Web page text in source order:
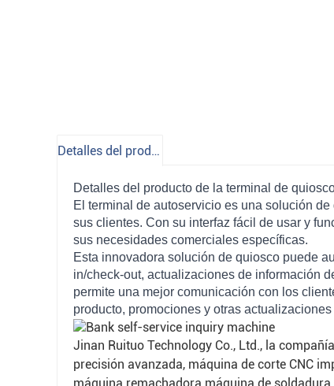
Detalles del producto
Detalles del producto de la terminal de
El terminal de autoservicio es una solución
sus clientes. Con su interfaz fácil de usar y
sus necesidades comerciales específicas.
Esta innovadora solución de quiosco puede
in/check-out, actualizaciones de información
permite una mejor comunicación con los
producto, promociones y otras
Jinan Ruituo Technology Co., Ltd., la
precisión avanzada, máquina de corte CNC